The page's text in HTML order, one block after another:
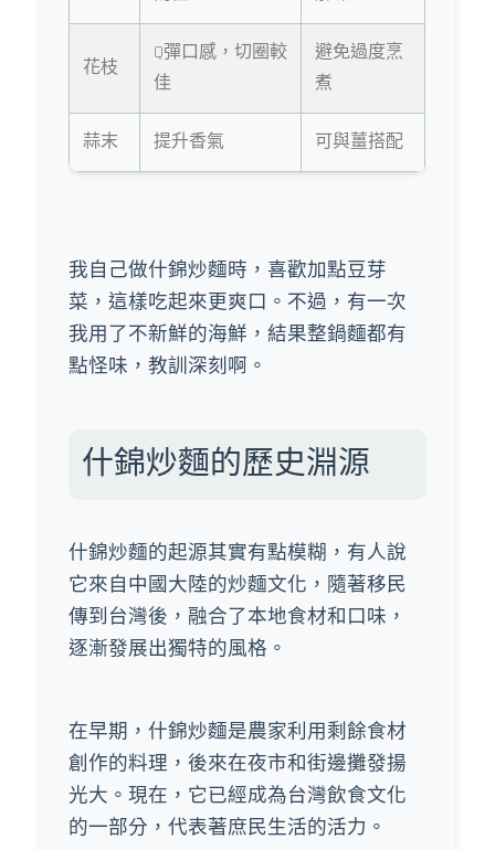
花枝
Q彈口感，切圈較
佳
避免過度烹
煮
蒜末 提升香氣 可與薑搭配
我自己做什錦炒麵時，喜歡加點豆芽
菜，這樣吃起來更爽口。不過，有一次
我用了不新鮮的海鮮，結果整鍋麵都有
點怪味，教訓深刻啊。
什錦炒麵的歷史淵源
什錦炒麵的起源其實有點模糊，有人說
它來自中國大陸的炒麵文化，隨著移民
傳到台灣後，融合了本地食材和口味，
逐漸發展出獨特的風格。
在早期，什錦炒麵是農家利用剩餘食材
創作的料理，後來在夜市和街邊攤發揚
光大。現在，它已經成為台灣飲食文化
的一部分，代表著庶民生活的活力。